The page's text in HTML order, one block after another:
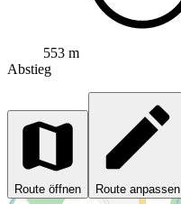
553 m
Abstieg
Route öffnen Route anpassen